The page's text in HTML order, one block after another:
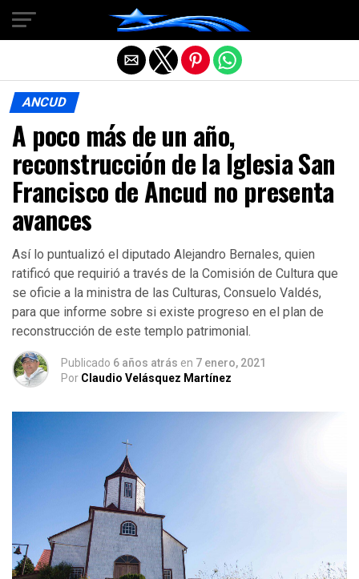
ANCUD
A poco más de un año,
reconstrucción de la Iglesia San
Francisco de Ancud no presenta
avances
Así lo puntualizó el diputado Alejandro Bernales, quien
ratificó que requirió a través de la Comisión de Cultura que
se oficie a la ministra de las Culturas, Consuelo Valdés,
para que informe sobre si existe progreso en el plan de
reconstrucción de este templo patrimonial.
Publicado 6 años atrás en 7 enero, 2021
Por Claudio Velásquez Martínez
Salir de la versión móvil